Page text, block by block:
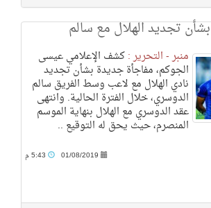
تجديد الهلال مع سالم
منبر - التحرير :كشف الإعلامي عيسى
الجوكم، مفاجأة جديدة بشأن تجديد
نادي الهلال مع لاعب وسط الفريق سالم
الدوسري، خلال الفترة الحالية. وانتهى
عقد الدوسري مع الهلال بنهاية الموسم
المنصرم، حيث يحق له التوقيع ..
01/08/2019